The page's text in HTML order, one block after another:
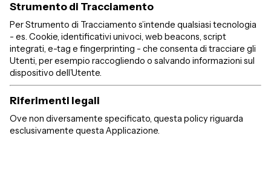
Strumento di Tracciamento
Per Strumento di Tracciamento s’intende qualsiasi tecnologia
- es. Cookie, identificativi univoci, web beacons, script
integrati, e-tag e fingerprinting - che consenta di tracciare gli
Utenti, per esempio raccogliendo o salvando informazioni sul
dispositivo dell’Utente.
Riferimenti legali
Ove non diversamente specificato, questa policy riguarda
esclusivamente questa Applicazione.